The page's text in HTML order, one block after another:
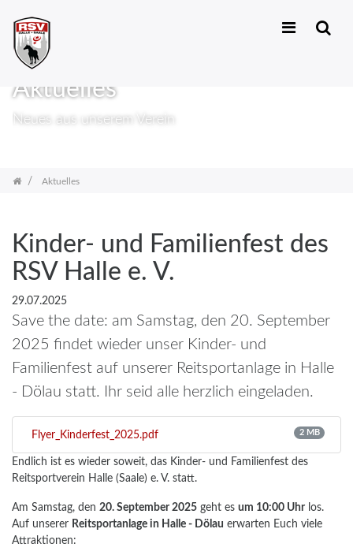
Zum
springen
Aktuelles
Neues aus unserem Verein
Aktuelles
Kinder- und Familienfest des
RSV Halle e. V.
29.07.2025
Save the date: am Samstag, den 20. September
2025 findet wieder unser Kinder- und
Familienfest auf unserer Reitsportanlage in Halle
- Dölau statt. Ihr seid alle herzlich eingeladen.
Flyer_Kinderfest_2025.pdf 2 MB
Endlich ist es wieder soweit, das Kinder- und Familienfest des
Reitsportverein Halle (Saale) e. V. statt.
Am Samstag, den 20. September 2025 geht es um 10:00 Uhr los.
Auf unserer Reitsportanlage in Halle - Dölau erwarten Euch viele
Attraktionen: